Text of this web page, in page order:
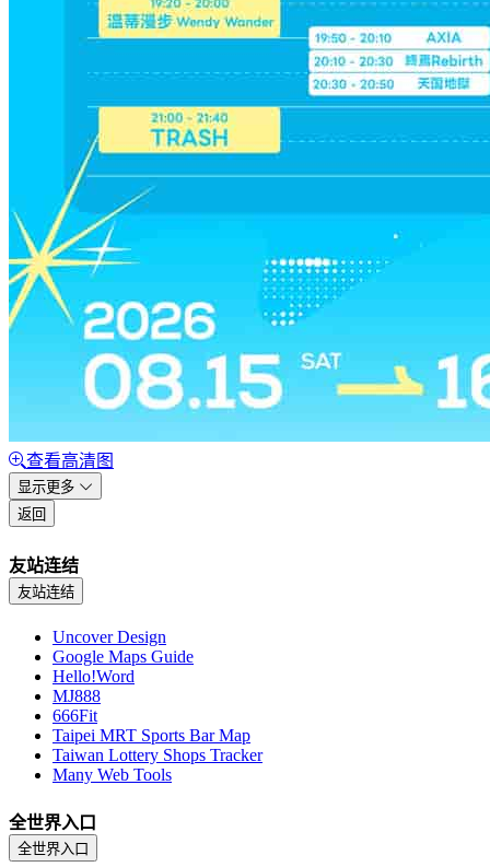
查看高清图
显示更多
返回
友站连结
友站连结
Uncover Design
Google Maps Guide
Hello!Word
MJ888
666Fit
Taipei MRT Sports Bar Map
Taiwan Lottery Shops Tracker
Many Web Tools
全世界入口
全世界入口